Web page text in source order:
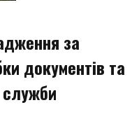
за
документів та
служби